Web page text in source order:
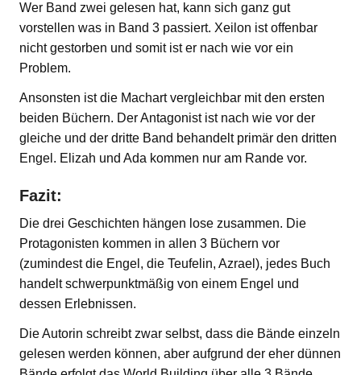
Wer Band zwei gelesen hat, kann sich ganz gut
vorstellen was in Band 3 passiert. Xeilon ist offenbar
nicht gestorben und somit ist er nach wie vor ein
Problem.
Ansonsten ist die Machart vergleichbar mit den ersten
beiden Büchern. Der Antagonist ist nach wie vor der
gleiche und der dritte Band behandelt primär den dritten
Engel. Elizah und Ada kommen nur am Rande vor.
Fazit:
Die drei Geschichten hängen lose zusammen. Die
Protagonisten kommen in allen 3 Büchern vor
(zumindest die Engel, die Teufelin, Azrael), jedes Buch
handelt schwerpunktmäßig von einem Engel und
dessen Erlebnissen.
Die Autorin schreibt zwar selbst, dass die Bände einzeln
gelesen werden können, aber aufgrund der eher dünnen